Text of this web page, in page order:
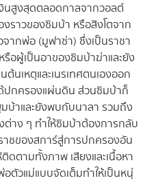
นสูงสุดตลอดกาลจากวอลต์
ราวของซิมบ้า หรือสิงโตจาก
ากพ่อ (มูฟาซ่า) ซึ่งเป็นราชา
อผู้เป็นอาของซิมบ้าฆ่าและยัง
นเหตุและเนรเทศตนเองออก
ปกครองแผ่นดิน ส่วนซิมบ้าก็
บ้าและยังพบกับนาลา รวมถึง
าง ๆ ทำให้ซิมบ้าต้องการกลับ
ชของสการ์สู่การปกครองอัน
ดตามทั้งภาพ เสียงและเนื้อหา
ตัวแม่แบบจัดเต็มทำให้เป็นหนุ่